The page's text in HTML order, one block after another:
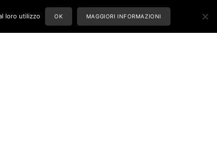
loro utilizzo OK MAGGIORI INFORMAZIONI